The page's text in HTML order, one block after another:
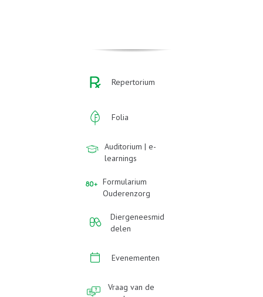
Repertorium
Folia
Auditorium | e-
learnings
Formularium
Ouderenzorg
Diergeneesmid
delen
Evenementen
Vraag van de